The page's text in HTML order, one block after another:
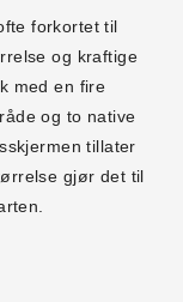
forkortet til
og kraftige
med en fire
og to native
tillater
gjør det til